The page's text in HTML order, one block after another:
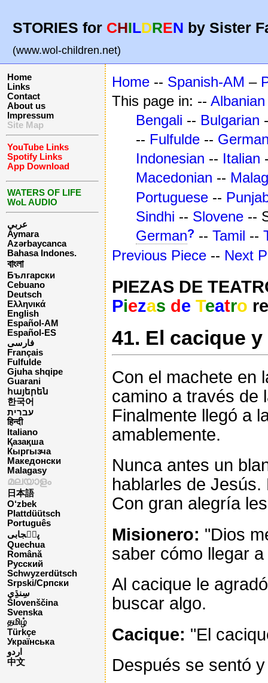
STORIES for CHILDREN by Sister
(www.wol-children.net)
Home
Links
Contact
About us
Impressum
Site Map
YouTube Links
Spotify Links
App Download
WATERS OF LIFE
WoL AUDIO
عربي
Aymara
Azərbaycanca
Bahasa Indones.
বাংলা
Български
Cebuano
Deutsch
Ελληνικά
English
Español-AM
Español-ES
فارسی
Français
Fulfulde
Gjuha shqipe
Guarani
հայերեն
한국어
עברית
हिन्दी
Italiano
Қазақша
Кыргызча
Македонски
Malagasy
മലയാളം
日本語
O‘zbek
Plattdüütsch
Português
پن٘جابی
Quechua
Română
Русский
Schwyzerdütsch
Srpski/Српски
Slovenščina
Svenska
தமிழ்
Türkçe
Українська
اردو
中文
Home -- Spanish-AM –
This page in: -- Albanian
Bengali -- Bulgarian
-- Fulfulde --
Indonesian -- Italian
Macedonian --
Portuguese --
Sindhi -- Slovene --
German? -- Tamil --
Previous Piece -- Next
PIEZAS DE
Piezas de Teatro
41. El cacique
Con el machete en
camino a través de
Finalmente llegó a
amablemente.
Nunca antes un
hablarles de
Con gran alegría
Misionero: "Dios
saber cómo llegar
Al cacique le
buscar algo.
Cacique: "El
Después se sentó